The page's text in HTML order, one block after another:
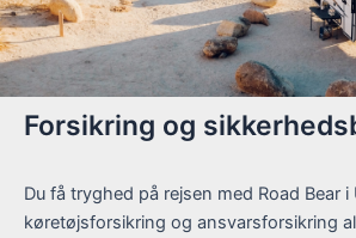
Forsikring og
Du få tryghed på rejsen med Road Bear i
køretøjsforsikring og ansvarsforsikring